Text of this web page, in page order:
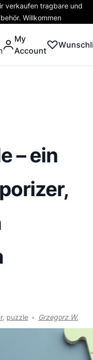
verkaufen tragbare und
Willkommen
My
Account
– ein
, puzzle Grzegorz W.